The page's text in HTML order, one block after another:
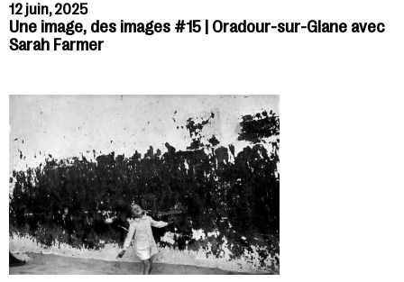
12 juin, 2025
Une image, des images #15 | Oradour-sur-Glane avec
Sarah Farmer